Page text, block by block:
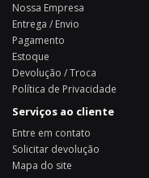
Nossa Empresa
Entrega / Envio
Pagamento
Estoque
Devolução / Troca
Política de Privacidade
Serviços ao cliente
Entre em contato
Solicitar devolução
Mapa do site